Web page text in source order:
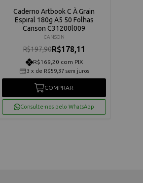
Caderno Artbook C À Grain
Espiral 180g A5 50 Folhas
Canson C31200l009
CANSON
R$197,90R$178,11
R$169,20 com PIX
3 x de R$59,37 sem juros
COMPRAR
Consulte-nos pelo WhatsApp